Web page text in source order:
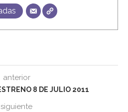
anterior
8 DE JULIO 2011
siguiente